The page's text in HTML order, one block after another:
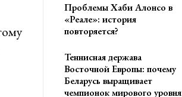
Проблемы Хаби Алонсо в
«Реале»: история
повторяется?
Теннисная держава
Восточной Европы: почему
Беларусь выращивает
чемпионок мирового уровня